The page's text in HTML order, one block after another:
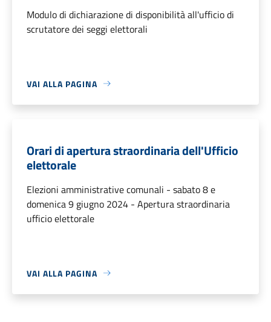
Modulo di dichiarazione di disponibilità all'ufficio di
scrutatore dei seggi elettorali
VAI ALLA PAGINA
Orari di apertura straordinaria dell'Ufficio
elettorale
Elezioni amministrative comunali - sabato 8 e
domenica 9 giugno 2024 - Apertura straordinaria
ufficio elettorale
VAI ALLA PAGINA